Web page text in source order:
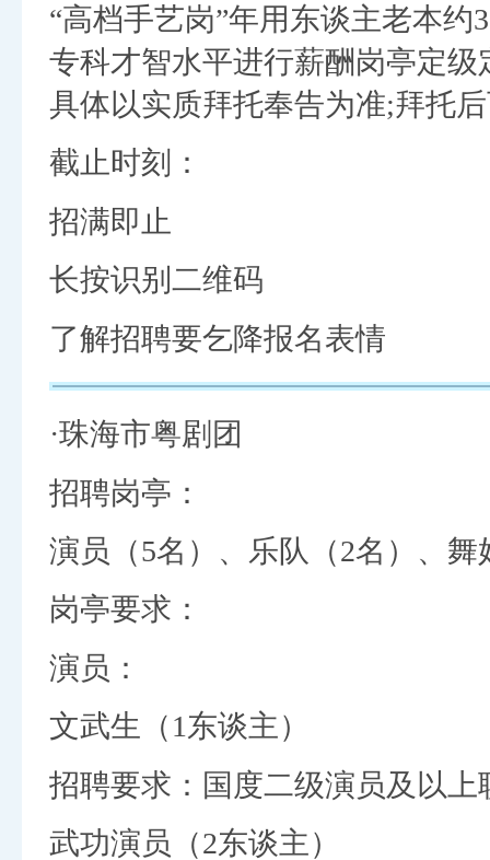
“高档手艺岗”年用东谈主老本
专科才智水平进行薪酬岗亭定
具体以实质拜托奉告为准;拜托
截止时刻：
招满即止
长按识别二维码
了解招聘要乞降报名表情
·珠海市粤剧团
招聘岗亭：
演员（5名）、乐队（2名）、
岗亭要求：
演员：
文武生（1东谈主）
招聘要求：国度二级演员及以上
武功演员（2东谈主）